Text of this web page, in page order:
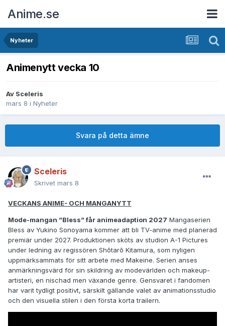
Anime.se
Nyheter
Animenytt vecka 10
Av Sceleris
mars 8 i Nyheter
Svara på detta ämne
Sceleris
Skrivet mars 8
VECKANS ANIME- OCH MANGANYTT
Mode-mangan ”Bless” får animeadaption 2027 Mangaserien
Bless av Yukino Sonoyama kommer att bli TV-anime med planerad
premiär under 2027. Produktionen sköts av studion A-1 Pictures
under ledning av regissören Shōtarō Kitamura, som nyligen
uppmärksammats för sitt arbete med Makeine. Serien anses
anmärkningsvärd för sin skildring av modevärlden och makeup-
artisteri, en nischad men växande genre. Gensvaret i fandomen
har varit tydligt positivt, särskilt gällande valet av animationsstudio
och den visuella stilen i den första korta trailern.